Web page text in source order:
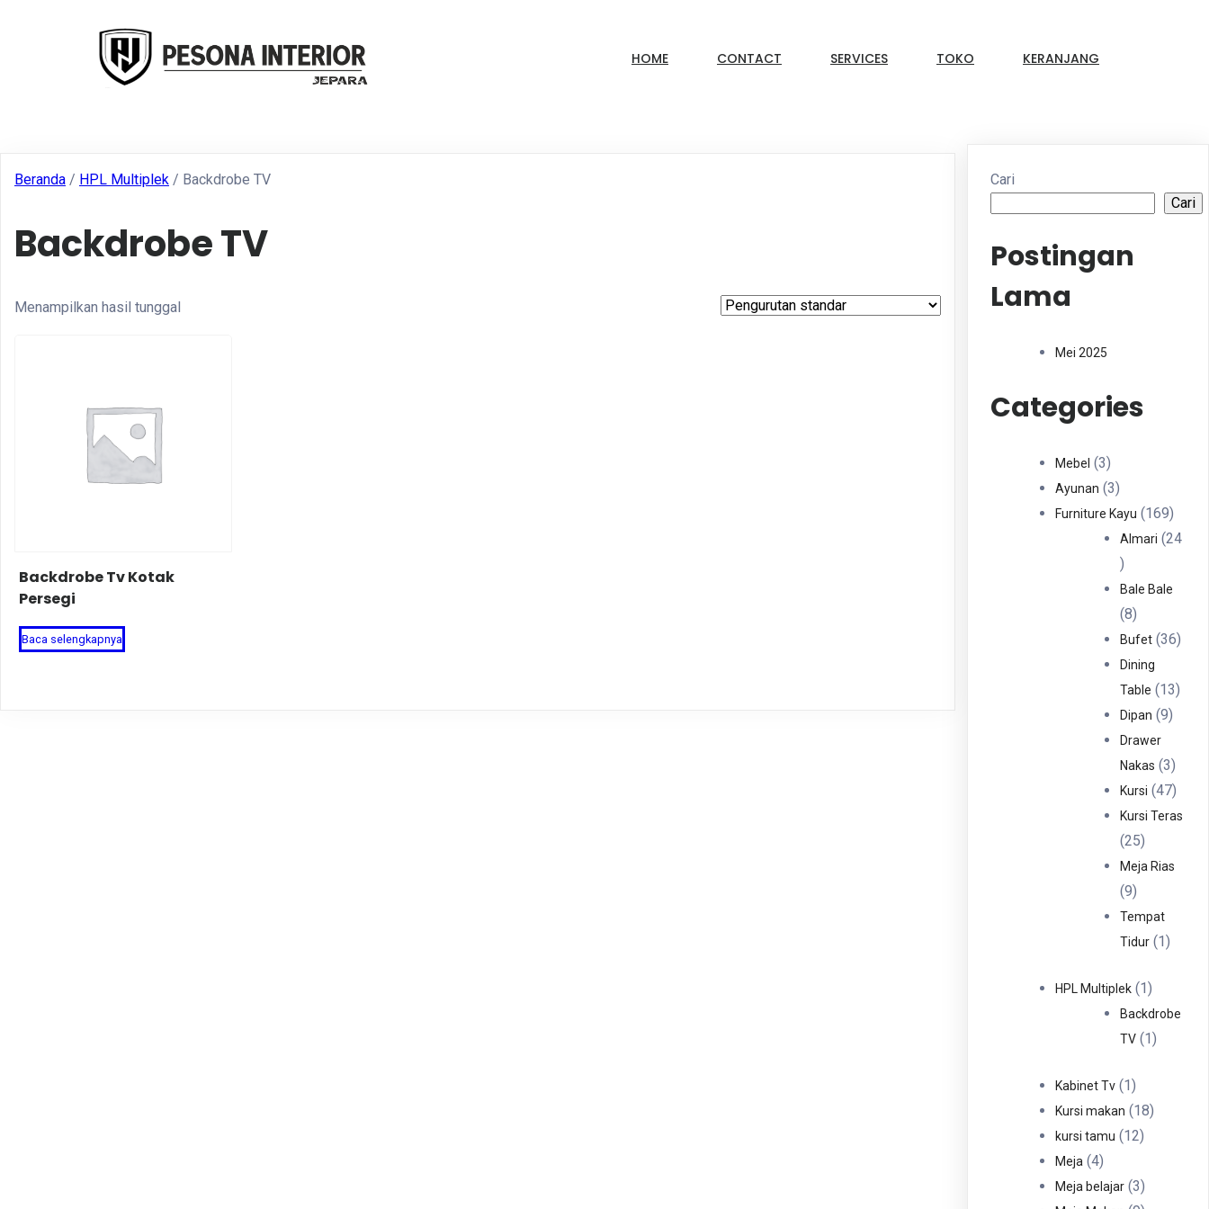
HOME CONTACT SERVICES TOKO KERANJANG
Beranda / HPL Multiplek / Backdrobe TV
Backdrobe TV
Menampilkan hasil tunggal
Backdrobe Tv Kotak
Persegi
Baca selengkapnya
Cari
Cari
Postingan
Lama
Mei 2025
Categories
Mebel 33
Produk
Ayunan 33
Produk
Furniture Kayu 169169
Almari
24
24
Produk
Bale Bale
88
Produk
Bufet 3636
Dining
Table
1313
Dipan 99
Drawer
Nakas
33
Kursi 4747
Kursi Teras
2525
Produk
Meja Rias
99
Produk
Tempat
Tidur
11
HPL Multiplek 11
Produk
Backdrobe
TV
11
Kabinet Tv 11
Produk
Kursi makan 1818
kursi tamu 1212
Meja 44
Produk
Meja belajar 33